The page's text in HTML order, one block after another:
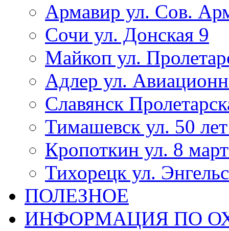
Армавир ул. Сов.
Сочи ул. Донская 9
Майкоп ул.
Адлер ул.
Славянск
Тимашевск ул. 50
Кропоткин ул. 8
Тихорецк ул.
ПОЛЕЗНОЕ
ИНФОРМАЦИЯ ПО